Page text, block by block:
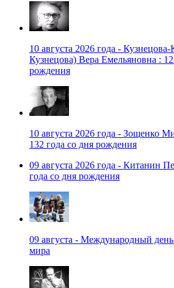
10 августа 2026 года -
Кузнецова) Вера Емельяновна :
рождения
10 августа 2026 года - Зощенко
132 года со дня рождения
09 августа 2026 года - Китанин
года со дня рождения
09 августа - Международный
мира